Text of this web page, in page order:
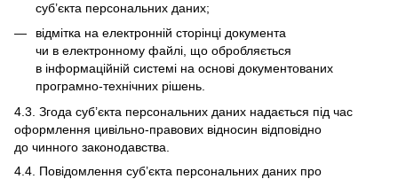
суб’єкта персональних даних;
відмітка на електронній сторінці документа
чи в електронному файлі, що обробляється
в інформаційній системі на основі документованих
програмно-технічних рішень.
4.3. Згода суб’єкта персональних даних надається під час
оформлення цивільно-правових відносин відповідно
до чинного законодавства.
4.4. Повідомлення суб’єкта персональних даних про